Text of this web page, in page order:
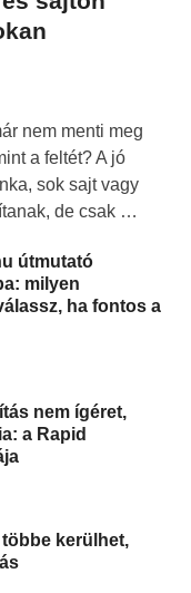
nem menti meg
a feltét? A jó
sok sajt vagy
de csak …
útmutató
milyen
ha fontos a
nem ígéret,
a Rapid
kerülhet,